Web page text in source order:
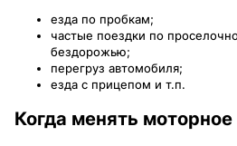
езда по пробкам;
частые поездки по
бездорожью;
перегруз автомобиля;
езда с прицепом и т.п.
Когда менять